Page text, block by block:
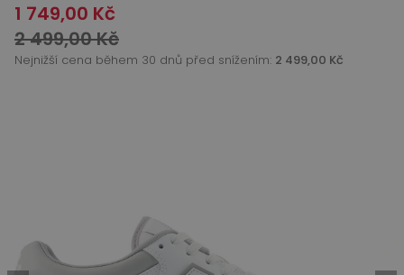
1 749,00 Kč
2 499,00 Kč
Nejnižší cena během 30 dnů před snížením: 2 499,00 Kč